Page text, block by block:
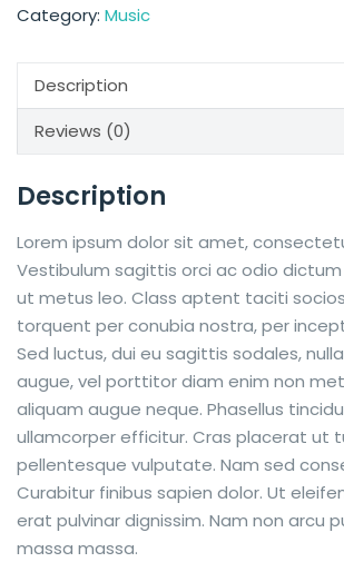
Category: Music
Description
Reviews (0)
Description
Lorem ipsum dolor sit amet,
Vestibulum sagittis orci ac odio
ut metus leo. Class aptent taciti
torquent per conubia nostra, per
Sed luctus, dui eu sagittis sodales,
augue, vel porttitor diam enim non
aliquam augue neque. Phasellus
ullamcorper efficitur. Cras placerat ut
pellentesque vulputate. Nam sed
Curabitur finibus sapien dolor. Ut
erat pulvinar dignissim. Nam non arcu
massa massa.